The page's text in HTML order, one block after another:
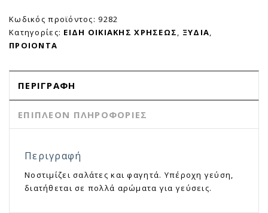
Κωδικός προϊόντος:9282
Κατηγορίες: ΕΙΔΗ ΟΙΚΙΑΚΗΣ ΧΡΗΣΕΩΣ, ΞΥΔΙΑ,
ΠΡΟΙΟΝΤΑ
ΠΕΡΙΓΡΑΦΉ
ΕΠΙΠΛΈΟΝ ΠΛΗΡΟΦΟΡΊΕΣ
Περιγραφή
Νοστιμίζει σαλάτες και φαγητά. Υπέροχη γεύση,
διατήθεται σε πολλά αρώματα για γεύσεις.